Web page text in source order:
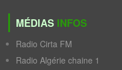
MÉDIAS INFOS
Radio Cirta FM
Radio Algérie chaine 1